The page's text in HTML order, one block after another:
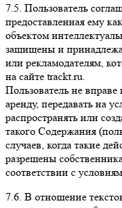
7.5. Пользователь
предоставленная ему
объектом
защищены и
или рекламодателям,
на сайте trackt.ru.
Пользователь не вправе
аренду, передавать на
распространять или
такого Содержания
случаев, когда такие
разрешены
соответствии с
7.6. В отношение